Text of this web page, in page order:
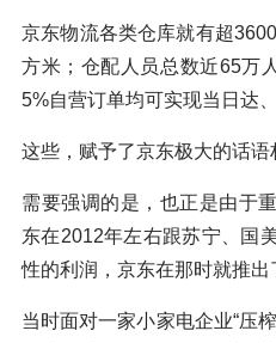
京东物流各类仓库就有超
方米；仓配人员总数近65万
5%自营订单均可实现当日达、
这些，赋予了京东极大的话语
需要强调的是，也正是由于
东在2012年左右跟苏宁、国
性的利润，京东在那时就推出
当时面对一家小家电企业“压